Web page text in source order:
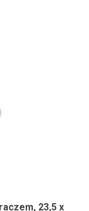
23,5 x